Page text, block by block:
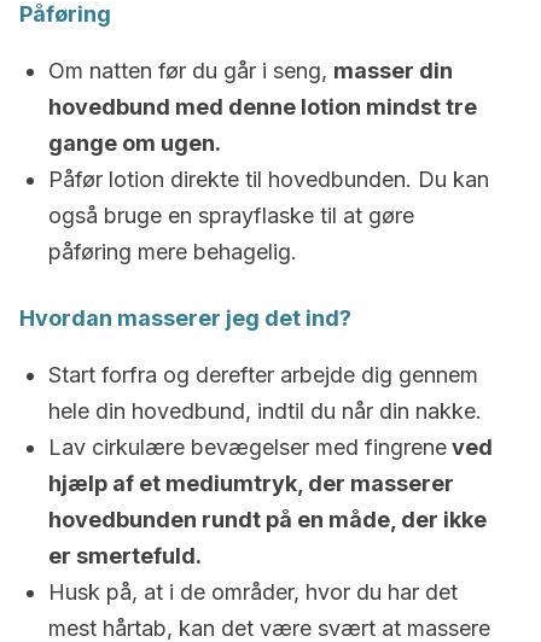
Påføring
Om natten før du går i seng, masser din
hovedbund med denne lotion mindst tre
gange om ugen.
Påfør lotion direkte til hovedbunden. Du kan
også bruge en sprayflaske til at gøre
påføring mere behagelig.
Hvordan masserer jeg det ind?
Start forfra og derefter arbejde dig gennem
hele din hovedbund, indtil du når din nakke.
Lav cirkulære bevægelser med fingreneved
hjælp af et mediumtryk, der masserer
hovedbunden rundt på en måde, der ikke
er smertefuld.
Husk på, at i de områder, hvor du har det
mest hårtab, kan det være svært at massere